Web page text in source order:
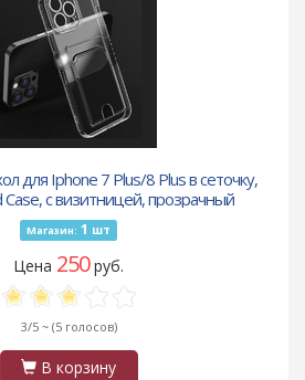
для Iphone 7 Plus/8 Plus в сеточку,
с визитницей, прозрачный
Магазин: 1 шт
Цена 250руб.
3/5 ~ (5 голосов)
В корзину